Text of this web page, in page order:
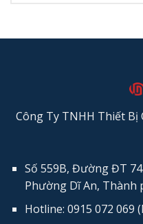
Công Ty TNHH Thiết Bị
Số 559B, Đường ĐT
Phường Dĩ An, Thành
Hotline: 0915 072 069